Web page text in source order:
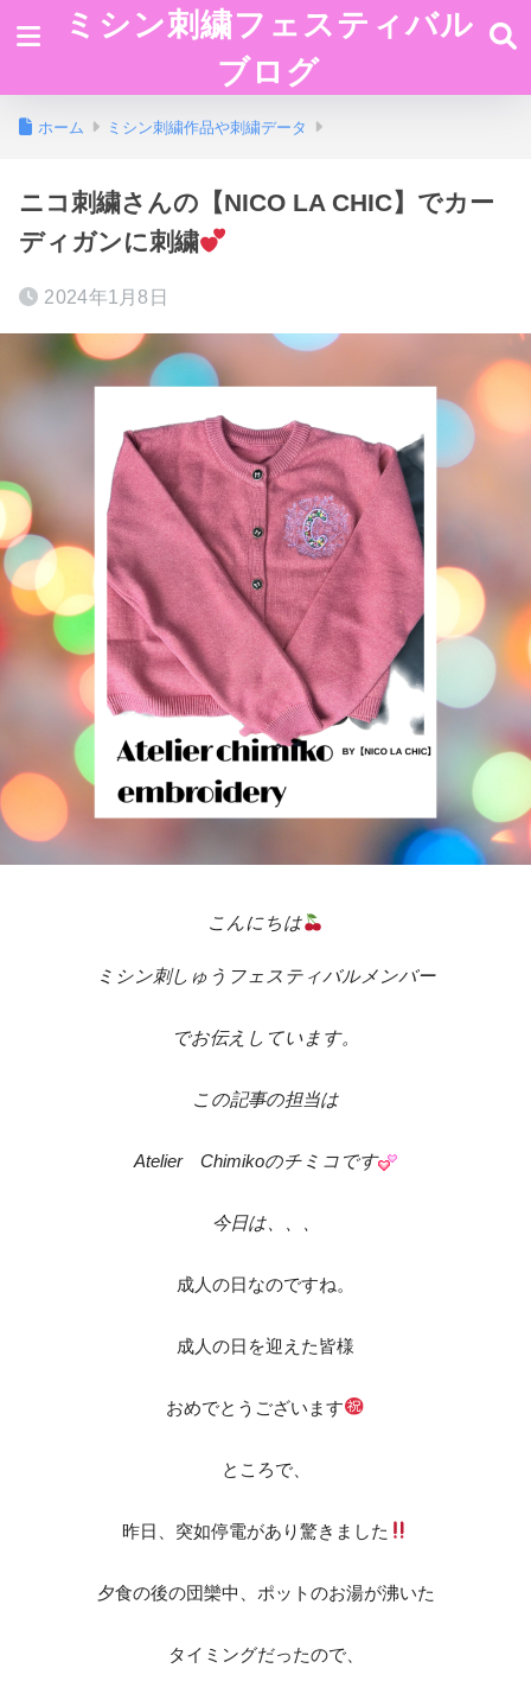
ミシン刺繍フェスティバル
ブログ
ホーム ミシン刺繍作品や刺繍データ
ニコ刺繍さんの【NICO LA CHIC】でカー
ディガンに刺繍
2024年1月8日
こんにちは
ミシン刺しゅうフェスティバルメンバー
でお伝えしています。
この記事の担当は
Atelier Chimikoのチミコです
今日は、、、
成人の日なのですね。
成人の日を迎えた皆様
おめでとうございます
ところで、
昨日、突如停電があり驚きました
夕食の後の団欒中、ポットのお湯が沸いた
タイミングだったので、